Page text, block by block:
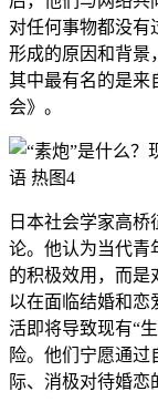
对任何事物都没有
形成的原因和背景
其中最有名的是来
会》。
日本社会学家高桥
论。他认为当代青
的积极效用，而是
以在面临结婚和恋
活即将导致现有“
险。他们宁愿通
际、消极对待婚恋